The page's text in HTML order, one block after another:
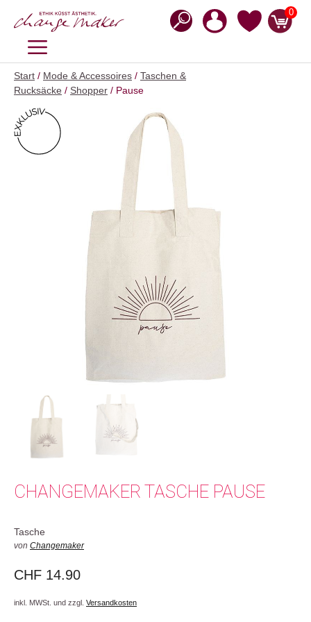
Inhalt
0
MENÜ
Start / Mode & Accessoires / Taschen &
Rucksäcke / Shopper / Pause
CHANGEMAKER TASCHE PAUSE
Tasche
von Changemaker
CHF 14.90
inkl. MWSt. und zzgl. Versandkosten